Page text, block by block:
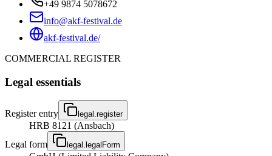
+49 9874 5078672
info@akf-festival.de
akf-festival.de/
COMMERCIAL REGISTER
Legal essentials
Register entry legal.register
HRB 8121 (Ansbach)
Legal form
legal.legalForm